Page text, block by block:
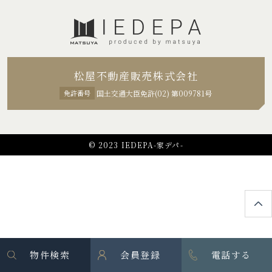
松屋不動産販売株式会社
免許番号 国土交通大臣免許(02) 第009781号
© 2023 IEDEPA-家デパ-
物件検索 会員登録 電話する